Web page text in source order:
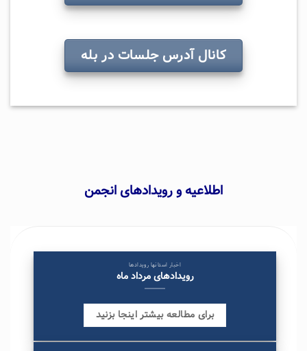
کانال آدرس جلسات در بله
اطلاعیه و رویدادهای انجمن
اخبار استانها رویدادها
رویدادهای مرداد ماه
برای مطالعه بیشتر اینجا بزنید